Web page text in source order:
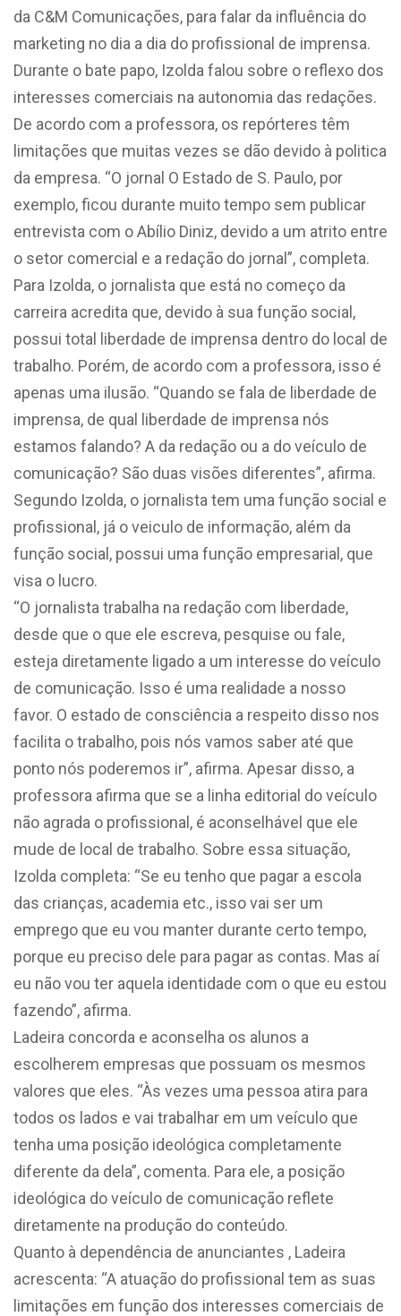
da C&M Comunicações, para falar da influência do
marketing no dia a dia do profissional de imprensa.
Durante o bate papo, Izolda falou sobre o reflexo dos
interesses comerciais na autonomia das redações.
De acordo com a professora, os repórteres têm
limitações que muitas vezes se dão devido à politica
da empresa. “O jornal O Estado de S. Paulo, por
exemplo, ficou durante muito tempo sem publicar
entrevista com o Abílio Diniz, devido a um atrito entre
o setor comercial e a redação do jornal”, completa.
Para Izolda, o jornalista que está no começo da
carreira acredita que, devido à sua função social,
possui total liberdade de imprensa dentro do local de
trabalho. Porém, de acordo com a professora, isso é
apenas uma ilusão. “Quando se fala de liberdade de
imprensa, de qual liberdade de imprensa nós
estamos falando? A da redação ou a do veículo de
comunicação? São duas visões diferentes”, afirma.
Segundo Izolda, o jornalista tem uma função social e
profissional, já o veiculo de informação, além da
função social, possui uma função empresarial, que
visa o lucro.
“O jornalista trabalha na redação com liberdade,
desde que o que ele escreva, pesquise ou fale,
esteja diretamente ligado a um interesse do veículo
de comunicação. Isso é uma realidade a nosso
favor. O estado de consciência a respeito disso nos
facilita o trabalho, pois nós vamos saber até que
ponto nós poderemos ir”, afirma. Apesar disso, a
professora afirma que se a linha editorial do veículo
não agrada o profissional, é aconselhável que ele
mude de local de trabalho. Sobre essa situação,
Izolda completa: “Se eu tenho que pagar a escola
das crianças, academia etc., isso vai ser um
emprego que eu vou manter durante certo tempo,
porque eu preciso dele para pagar as contas. Mas aí
eu não vou ter aquela identidade com o que eu estou
fazendo”, afirma.
Ladeira concorda e aconselha os alunos a
escolherem empresas que possuam os mesmos
valores que eles. “Às vezes uma pessoa atira para
todos os lados e vai trabalhar em um veículo que
tenha uma posição ideológica completamente
diferente da dela”, comenta. Para ele, a posição
ideológica do veículo de comunicação reflete
diretamente na produção do conteúdo.
Quanto à dependência de anunciantes , Ladeira
acrescenta: “A atuação do profissional tem as suas
limitações em função dos interesses comerciais de